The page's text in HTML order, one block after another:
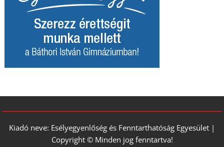
Kiadó neve: Esélyegyenlőség és Fenntarthatóság Egyesület |
Copyright © Minden jog fenntartva!